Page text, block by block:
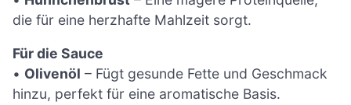
die für eine herzhafte Mahlzeit sorgt.
Für die Sauce
• Olivenöl – Fügt gesunde Fette und Geschmack
hinzu, perfekt für eine aromatische Basis.